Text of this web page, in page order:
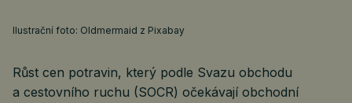
Ilustrační foto: Oldmermaid z Pixabay
Růst cen potravin, který podle Svazu obchodu
a cestovního ruchu (SOCR) očekávají obchodní